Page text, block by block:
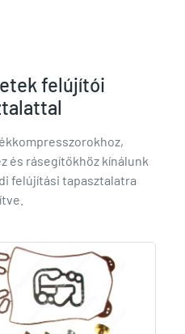
felújítói
és rásegítőkhöz kínálunk
felújítási tapasztalatra